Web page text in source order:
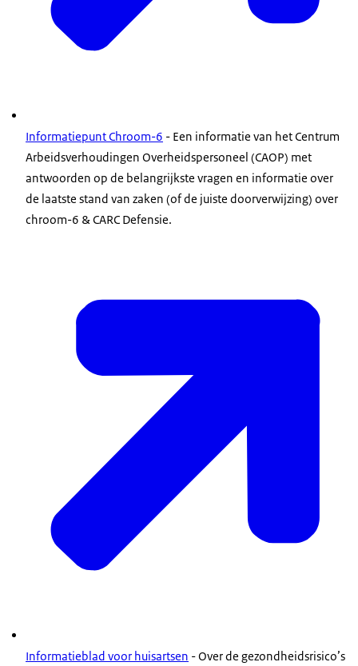
Informatiepunt Chroom-6 - Een informatie van het Centrum
Arbeidsverhoudingen Overheidspersoneel (CAOP) met
antwoorden op de belangrijkste vragen en informatie over
de laatste stand van zaken (of de juiste doorverwijzing) over
chroom-6 & CARC Defensie.
Informatieblad voor huisartsen - Over de gezondheidsrisico’s